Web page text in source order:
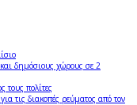
δημόσιους χώρους σε 2
τους πολίτες
τις διακοπές ρεύματος από τον